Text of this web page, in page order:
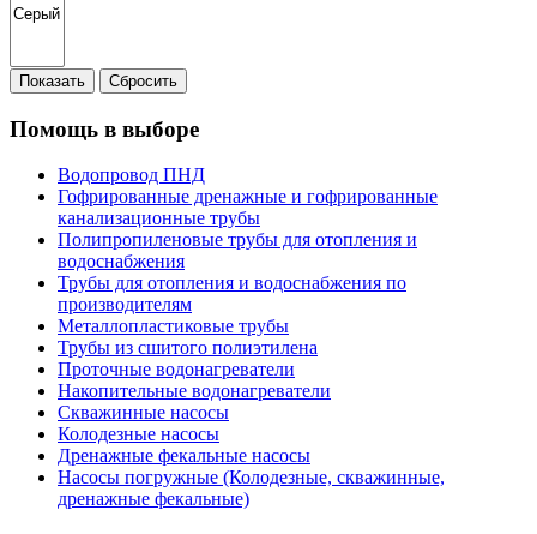
Показать Сбросить
Помощь в выборе
Водопровод ПНД
Гофрированные дренажные и гофрированные
канализационные трубы
Полипропиленовые трубы для отопления и
водоснабжения
Трубы для отопления и водоснабжения по
производителям
Металлопластиковые трубы
Трубы из сшитого полиэтилена
Проточные водонагреватели
Накопительные водонагреватели
Скважинные насосы
Колодезные насосы
Дренажные фекальные насосы
Насосы погружные (Колодезные, скважинные,
дренажные фекальные)